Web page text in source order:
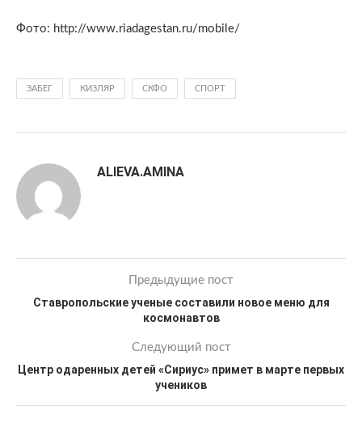
Фото: http://www.riadagestan.ru/mobile/
ЗАБЕГ КИЗЛЯР СКФО СПОРТ
ALIEVA.AMINA
Предыдущие пост
Ставропольские ученые составили новое меню для
космонавтов
Следующий пост
Центр одаренных детей «Сириус» примет в марте первых
учеников